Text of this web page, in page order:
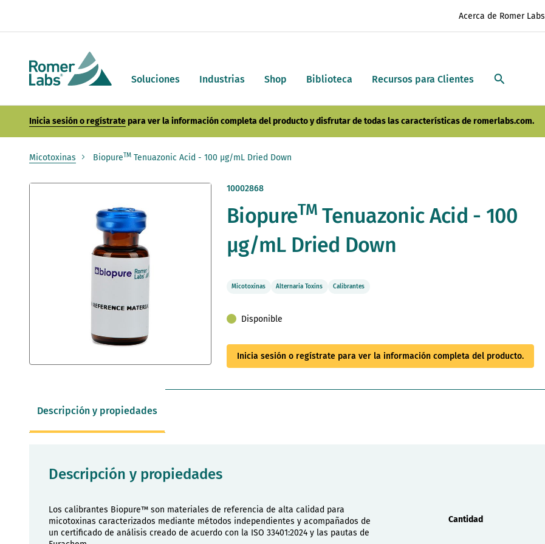
Soluciones Industrias Shop Biblioteca Recursos para Clientes
Acerca de Romer Labs
Inicia sesión o regístratepara ver la información completa del producto y disfrutar de todas las características de romerlabs.com.
Micotoxinas BiopureTM Tenuazonic Acid - 100 µg/mL Dried Down
Saltar
10002868
BiopureTMTenuazonic Acid - 100
µg/mL Dried Down
Micotoxinas Alternaria Toxins Calibrantes
Disponible
Inicia sesión o regístrate para ver la información completa del producto.
Descripción y propiedades
Descripción y propiedades
Los calibrantes Biopure™ son materiales de referencia de alta calidad para
micotoxinas caracterizados mediante métodos independientes y acompañados de
un certificado de análisis creado de acuerdo con la ISO 33401:2024 y las pautas de
Cantidad